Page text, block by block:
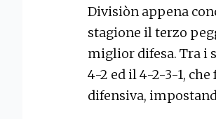
Divisiòn appena
stagione il terzo
miglior difesa. Tra i
4-2 ed il 4-2-3-1,
difensiva,